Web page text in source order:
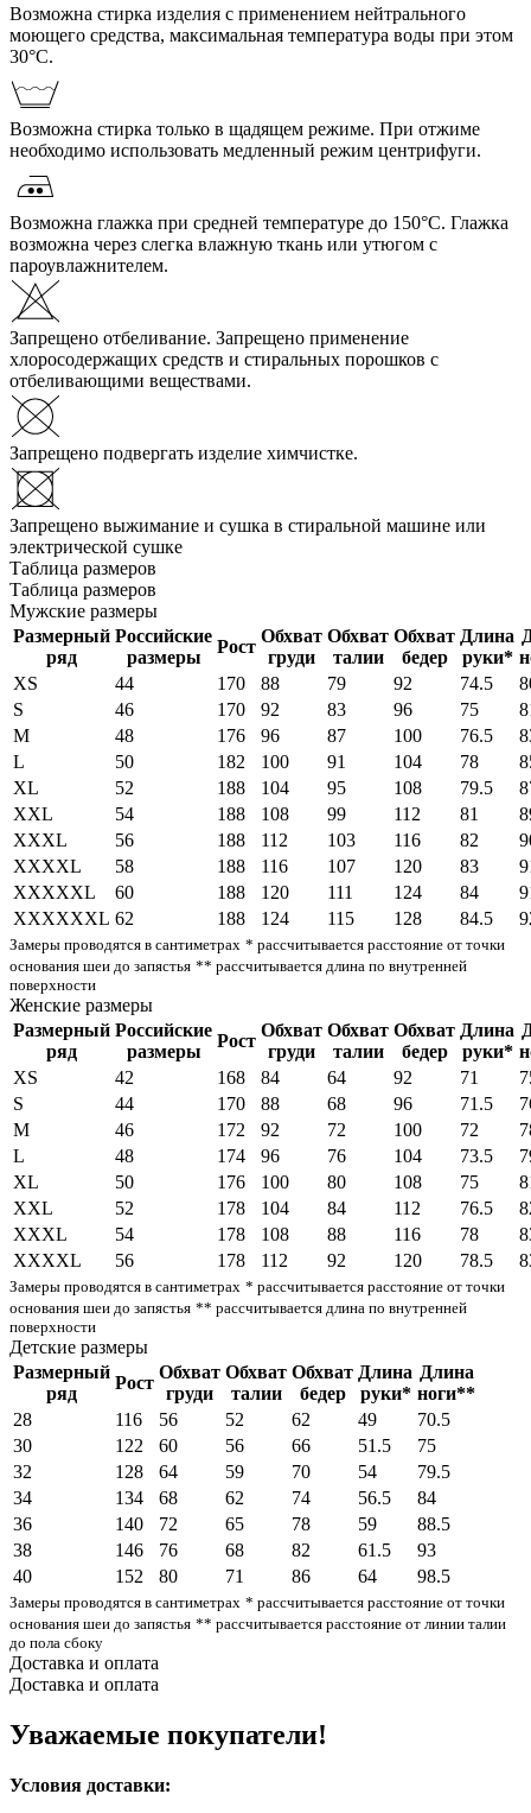
Возможна стирка изделия с применением нейтрального
моющего средства, максимальная температура воды при этом
30°С.
Возможна стирка только в щадящем режиме. При отжиме
необходимо использовать медленный режим центрифуги.
Возможна глажка при средней температуре до 150°С. Глажка
возможна через слегка влажную ткань или утюгом с
пароувлажнителем.
Запрещено отбеливание. Запрещено применение
хлоросодержащих средств и стиральных порошков с
отбеливающими веществами.
Запрещено подвергать изделие химчистке.
Запрещено выжимание и сушка в стиральной машине или
электрической сушке
Таблица размеров
Таблица размеров
Мужские размеры
Размерный
ряд
Российские
размеры
Рост
Обхват
груди
Обхват
талии
Обхват
бедер
Длина
руки*
XS
44 170 88 79 92 74.5
S
46 170 92 83 96 75
M
48 176 96 87 100 76.5
L
50 182 100 91 104 78
XL
52 188 104 95 108 79.5
XXL
54 188 108 99 112 81
XXXL
56 188 112 103 116 82
XXXXL
58 188 116 107 120 83
XXXXXL
60 188 120 111 124 84
XXXXXXL 62 188 124 115 128 84.5
Замеры проводятся в сантиметрах * рассчитывается расстояние от точки
основания шеи до запястья ** рассчитывается длина по внутренней
поверхности
Женские размеры
Размерный
ряд
Российские
размеры
Рост
Обхват
груди
Обхват
талии
Обхват
бедер
Длина
руки*
XS
42 168 84 64 92 71
S
44 170 88 68 96 71.5
M
46 172 92 72 100 72
L
48 174 96 76 104 73.5
XL
50 176 100 80 108 75
XXL
52 178 104 84 112 76.5
XXXL
54 178 108 88 116 78
XXXXL
56 178 112 92 120 78.5
Замеры проводятся в сантиметрах * рассчитывается расстояние от точки
основания шеи до запястья ** рассчитывается длина по внутренней
поверхности
Детские размеры
Размерный
ряд
Рост
Обхват
груди
Обхват
талии
Обхват
бедер
Длина
руки*
Длина
ноги**
28
116 56 52 62 49
70.5
30
122 60 56 66 51.5
75
32
128 64 59 70 54
79.5
34
134 68 62 74 56.5
84
36
140 72 65 78 59
88.5
38
146 76 68 82 61.5
93
40
152 80 71 86 64 98.5
Замеры проводятся в сантиметрах * рассчитывается расстояние от точки
основания шеи до запястья ** рассчитывается расстояние от линии талии
до пола сбоку
Доставка и оплата
Доставка и оплата
Уважаемые покупатели!
Условия доставки: